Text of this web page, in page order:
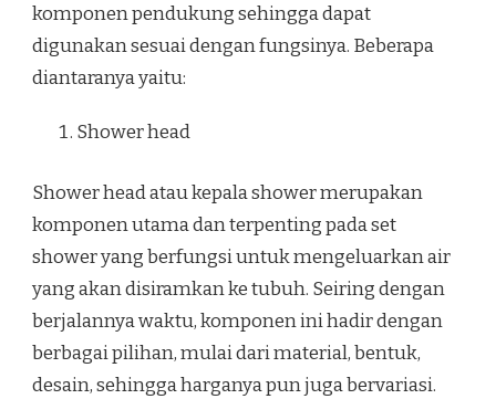
komponen pendukung sehingga dapat
digunakan sesuai dengan fungsinya. Beberapa
diantaranya yaitu:
Shower head
Shower head atau kepala shower merupakan
komponen utama dan terpenting pada set
shower yang berfungsi untuk mengeluarkan air
yang akan disiramkan ke tubuh. Seiring dengan
berjalannya waktu, komponen ini hadir dengan
berbagai pilihan, mulai dari material, bentuk,
desain, sehingga harganya pun juga bervariasi.